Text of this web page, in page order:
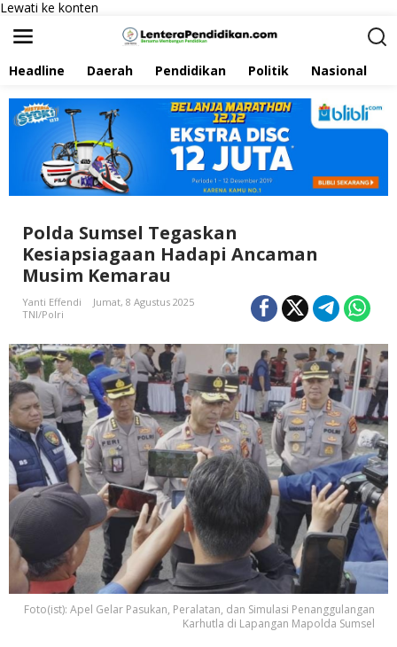
Lewati ke konten
Headline Daerah Pendidikan Politik Nasional
Polda Sumsel Tegaskan
Kesiapsiagaan Hadapi Ancaman
Musim Kemarau
Yanti Effendi
Jumat, 8 Agustus 2025
TNI/Polri
Foto(ist): Apel Gelar Pasukan, Peralatan, dan Simulasi Penanggulangan
Karhutla di Lapangan Mapolda Sumsel